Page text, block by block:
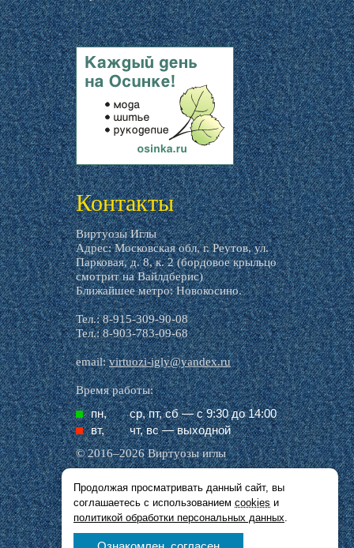
livemaster.ru
Контакты
Виртуозы Иглы
Адрес: Московская обл, г. Реутов, ул.
Парковая, д. 8, к. 2 (бордовое крыльцо
смотрит на Вайлдберис)
Ближайшее метро: Новокосино.
Тел.: 8-915-309-90-08
Тел.: 8-903-783-09-68
email:virtuozi-igly@yandex.ru
Время работы:
пн,
ср, пт, cб — с 9:30 до 14:00
вт,
чт, вс — выходной
© 2016–2026 Виртуозы иглы
Все названия производителей, символика и
описания, присутствующие в наших картинках
и тексте, используются исключительно в целях
идентификации.
Продолжая просматривать данный сайт, вы
соглашаетесь с использованием cookies и
политикой обработки персональных данных.